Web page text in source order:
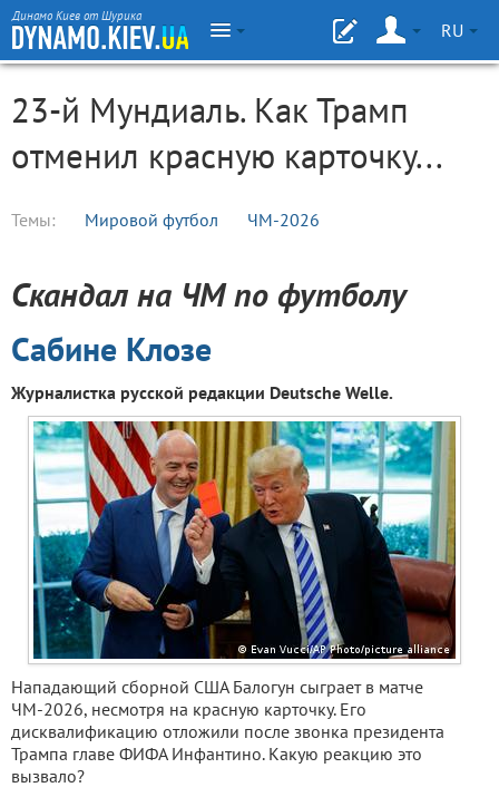
Динамо Киев от Шурика
RU
23-й Мундиаль. Как Трамп
отменил красную карточку...
Темы: Мировой футбол ЧМ-2026
Скандал на ЧМ по футболу
Сабине Клозе
Журналистка русской редакции Deutsche Welle.
Нападающий сборной США Балогун сыграет в матче
ЧМ-2026, несмотря на красную карточку. Его
дисквалификацию отложили после звонка президента
Трампа главе ФИФА Инфантино. Какую реакцию это
вызвало?